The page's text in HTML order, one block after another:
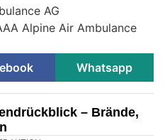
AG
Alpine Air Ambulance
Whatsapp
– Brände,